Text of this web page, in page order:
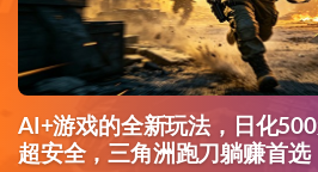
AI+游戏的全新玩法，日化
超安全，三角洲跑刀躺赚首选